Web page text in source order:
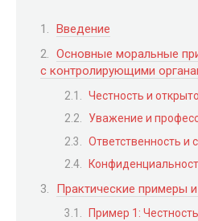
Введение
Основные моральные
с контролирующими
Честность и
Уважение и
Ответственность и
Практические примеры и
Пример 1: